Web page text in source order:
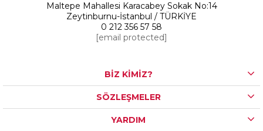
Maltepe Mahallesi Karacabey Sokak No:14
Zeytinburnu-İstanbul / TÜRKİYE
0 212 356 57 58
[email protected]
BİZ KİMİZ?
SÖZLEŞMELER
YARDIM